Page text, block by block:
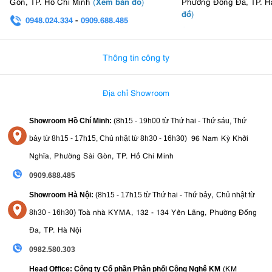
tình trạng hết pin gây gián đoạn sản xuất trong những khoảnh khắc
quan trọng như lễ cưới, bài phát biểu khai mạc hội nghị hoặc các
cuộc phỏng vấn phim tài liệu không thể lặp lại. Thời lượng pin kéo dài
cũng giảm số lượng pin dự phòng cần thiết cho công việc ngoài trời,
đơn giản hóa việc quản lý thiết bị trong các buổi quay phim phức tạp
0948.024.334 - 0909.688.485
đồ)
Thông tin công ty
Địa chỉ Showroom
Showroom Hồ Chí Minh: (8h15 - 19h00 từ Thứ hai - Thứ sáu, Thứ
bảy từ 8h15 - 17h15, Chủ nhật từ 8h30 - 16h30) 96 Nam Kỳ Khởi
Nghĩa, Phường Sài Gòn, TP. Hồ Chí Minh
0909.688.485
Showroom Hà Nội: (8h15 - 17h15 từ Thứ hai - Thứ bảy, Chủ nhật từ
8h30 - 16h30) Toà nhà KYMA, 132 - 134 Yên Lãng, Phường Đống
Đa, TP. Hà Nội
0982.580.303
Head Office: Công ty Cổ phần Phân phối Công Nghệ KM (KM